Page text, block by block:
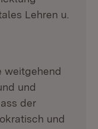
Lehren u.
weitgehend
und
der
und